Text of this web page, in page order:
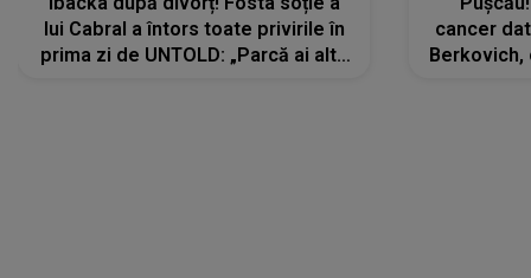
lui Cabral a întors toate privirile în
prima zi de UNTOLD: „Parcă ai altă
cancer
Berkovich,